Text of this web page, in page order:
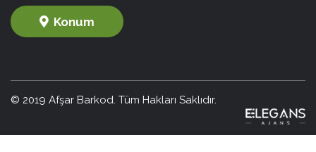
Konum
© 2019 Afşar Barkod. Tüm Hakları Saklıdır.